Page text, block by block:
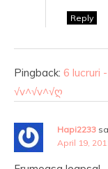
Reply
Pingback: 6 lucruri
√v^√v^√ღ
Hapi2233
April 19,